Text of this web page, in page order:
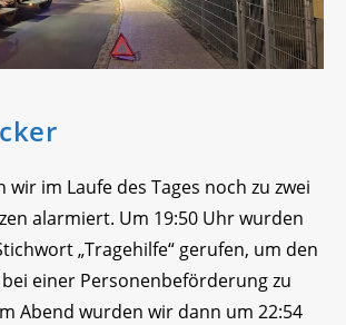
im Laufe des Tages noch zu zwei
alarmiert. Um 19:50 Uhr wurden
„Tragehilfe“ gerufen, um den
einer Personenbeförderung zu
Abend wurden wir dann um 22:54